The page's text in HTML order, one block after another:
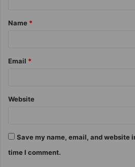
Name *
Email *
Website
Save my name, email, and website
time I comment.